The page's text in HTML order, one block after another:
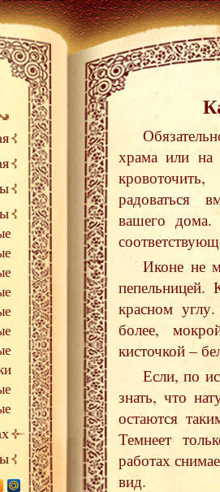
храма или
радоваться
вашего
Иконе не
красном
более,
кисточкой –
Если, по
знать, что
остаются
Темнеет
работах
вид.